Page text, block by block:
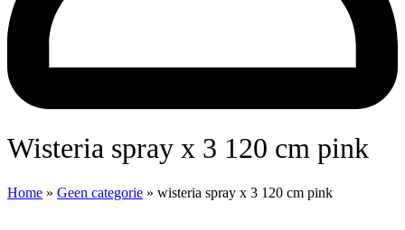
wisteria spray x 3 120 cm pink
Home » Geen categorie » wisteria spray x 3 120 cm pink